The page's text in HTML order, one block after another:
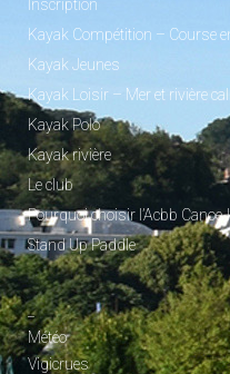
Inscription
Kayak Compétition – Course
Kayak Jeunes
Kayak Loisir – Mer et rivière
Kayak Polo
Kayak rivière
Le club
Pourquoi choisir l’Acbb
Stand Up Paddle
_
Météo
Vigicrues